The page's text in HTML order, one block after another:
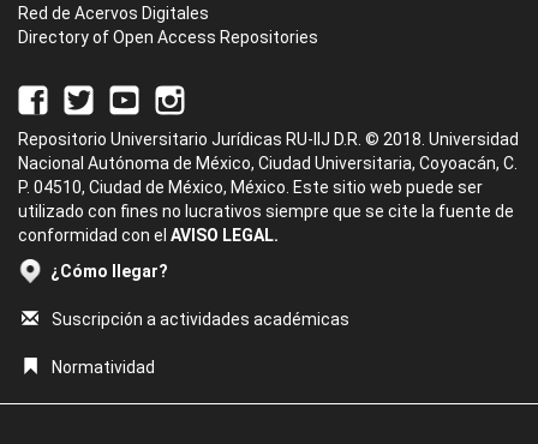
Red de Acervos Digitales
Directory of Open Access Repositories
Repositorio Universitario Jurídicas RU-IIJ D.R. © 2018. Universidad
Nacional Autónoma de México, Ciudad Universitaria, Coyoacán, C.
P. 04510, Ciudad de México, México. Este sitio web puede ser
utilizado con fines no lucrativos siempre que se cite la fuente de
conformidad con el AVISO LEGAL.
¿Cómo llegar?
Suscripción a actividades académicas
Normatividad